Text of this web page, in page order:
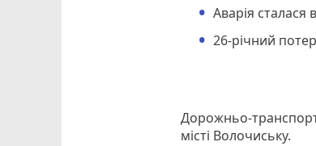
Аварія сталася
26-річний
Дорожньо-
місті Волочиську.